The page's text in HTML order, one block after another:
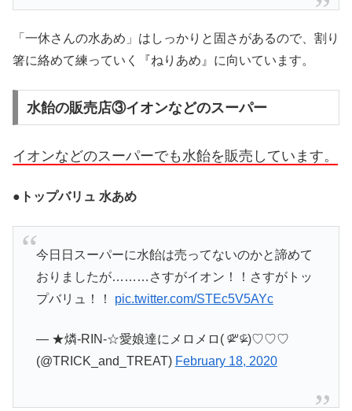
「一休さんの水あめ」はしっかりと固さがあるので、割り
箸に絡めて練っていく『ねりあめ』に向いています。
水飴の販売店③イオンなどのスーパー
イオンなどのスーパーでも水飴を販売しています。
● トップバリュ 水あめ
今日日スーパーに水飴は売ってないのかと諦めて
おりましたが………さすがイオン！！さすがトッ
プバリュ！！ pic.twitter.com/STEc5V5AYc
— ★燐-RIN-☆愛娘達にメロメロ( ᵒ̴̶̷᷄꒳ᵒ̴̶̷᷅ )♡♡♡
(@TRICK_and_TREAT) February 18, 2020